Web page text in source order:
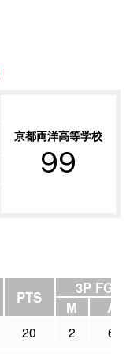
京都両洋高等学校
99
PTS
3P FG
M
A
20 2
6